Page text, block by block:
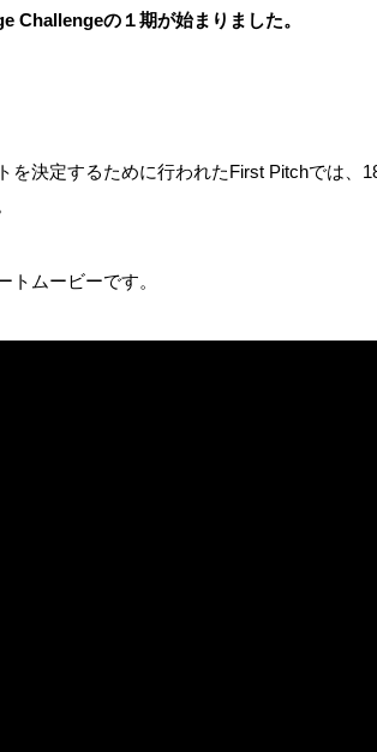
Challengeの１期が始まりました。
を決定するために行われたFirst Pitchでは、
トムービーです。